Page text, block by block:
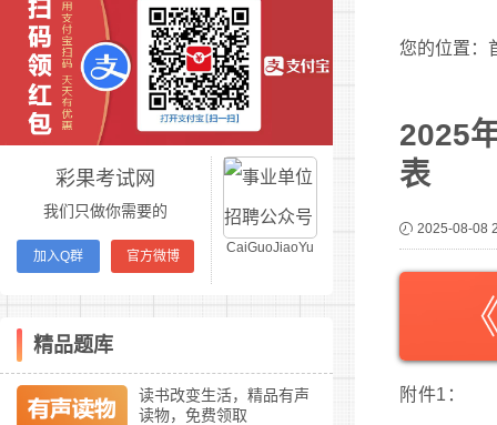
彩果考试网
我们只做你需要的
加入Q群 官方微博
CaiGuoJiaoYu
精品题库
读书改变生活，精品有声
读物，免费领取
您的位置：
2025
表
2025-08-08
附件1：